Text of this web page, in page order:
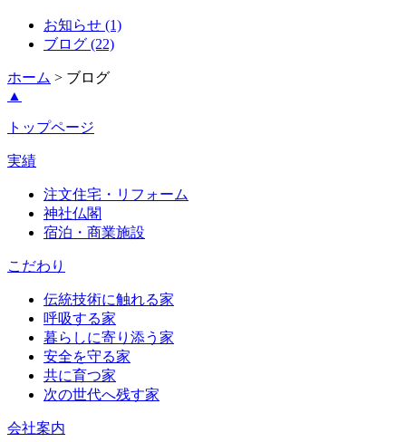
お知らせ (1)
ブログ (22)
ホーム > ブログ
▲
トップページ
実績
注文住宅・リフォーム
神社仏閣
宿泊・商業施設
こだわり
伝統技術に触れる家
呼吸する家
暮らしに寄り添う家
安全を守る家
共に育つ家
次の世代へ残す家
会社案内